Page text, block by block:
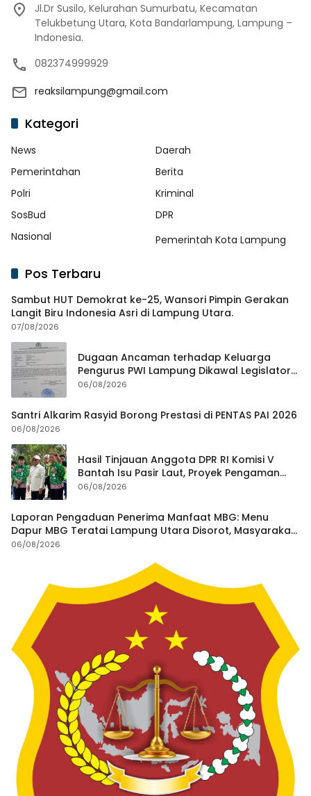
Jl.Dr Susilo, Kelurahan Sumurbatu, Kecamatan
Telukbetung Utara, Kota Bandarlampung, Lampung –
Indonesia.
082374999929
reaksilampung@gmail.com
Kategori
News
Daerah
Pemerintahan
Berita
Polri
Kriminal
SosBud
DPR
Nasional
Pemerintah Kota Lampung
Pos Terbaru
Sambut HUT Demokrat ke-25, Wansori Pimpin Gerakan
Langit Biru Indonesia Asri di Lampung Utara.
07/08/2026
Dugaan Ancaman terhadap Keluarga
Pengurus PWI Lampung Dikawal Legislator
dan Jurnalis
06/08/2026
Santri Alkarim Rasyid Borong Prestasi di PENTAS PAI 2026
06/08/2026
Hasil Tinjauan Anggota DPR RI Komisi V
Bantah Isu Pasir Laut, Proyek Pengaman
Pantai Mandiri Sejati Dipastikan Sesuai
06/08/2026
Laporan Pengaduan Penerima Manfaat MBG: Menu
Dapur MBG Teratai Lampung Utara Disorot, Masyarakat
Minta Satgas Lakukan Investigasi
06/08/2026